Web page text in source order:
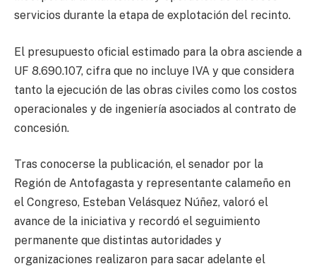
servicios durante la etapa de explotación del recinto.
El presupuesto oficial estimado para la obra asciende a
UF 8.690.107, cifra que no incluye IVA y que considera
tanto la ejecución de las obras civiles como los costos
operacionales y de ingeniería asociados al contrato de
concesión.
Tras conocerse la publicación, el senador por la
Región de Antofagasta y representante calameño en
el Congreso, Esteban Velásquez Núñez, valoró el
avance de la iniciativa y recordó el seguimiento
permanente que distintas autoridades y
organizaciones realizaron para sacar adelante el